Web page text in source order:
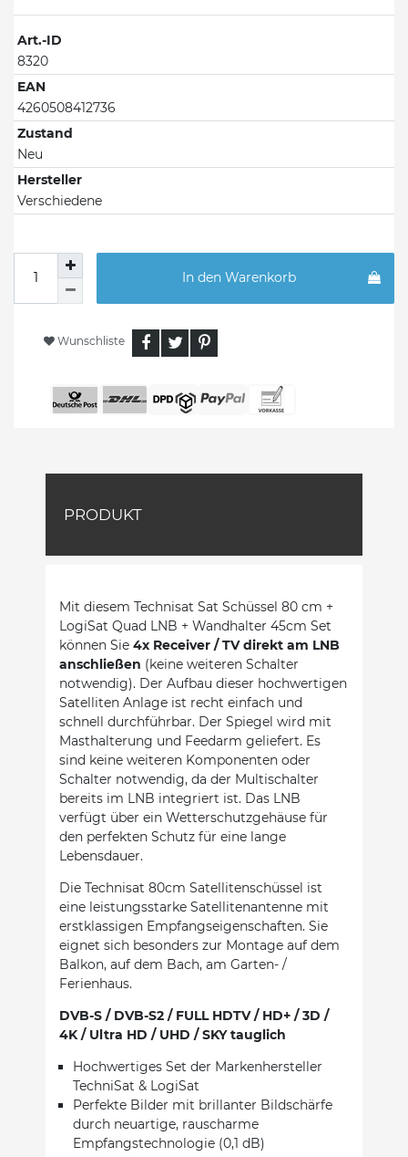
Art.-ID
8320
EAN
4260508412736
Zustand
Neu
Hersteller
Verschiedene
In den Warenkorb
Wunschliste
PRODUKT
Mit diesem Technisat Sat Schüssel 80 cm +
LogiSat Quad LNB + Wandhalter 45cm Set
können Sie 4x Receiver / TV direkt am LNB
anschließen (keine weiteren Schalter
notwendig). Der Aufbau dieser hochwertigen
Satelliten Anlage ist recht einfach und
schnell durchführbar. Der Spiegel wird mit
Masthalterung und Feedarm geliefert. Es
sind keine weiteren Komponenten oder
Schalter notwendig, da der Multischalter
bereits im LNB integriert ist. Das LNB
verfügt über ein Wetterschutzgehäuse für
den perfekten Schutz für eine lange
Lebensdauer.
Die Technisat 80cm Satellitenschüssel ist
eine leistungsstarke Satellitenantenne mit
erstklassigen Empfangseigenschaften. Sie
eignet sich besonders zur Montage auf dem
Balkon, auf dem Bach, am Garten- /
Ferienhaus.
DVB-S / DVB-S2 / FULL HDTV / HD+ / 3D /
4K / Ultra HD / UHD / SKY tauglich
Hochwertiges Set der Markenhersteller
TechniSat & LogiSat
Perfekte Bilder mit brillanter Bildschärfe
durch neuartige, rauscharme
Empfangstechnologie (0,1 dB)